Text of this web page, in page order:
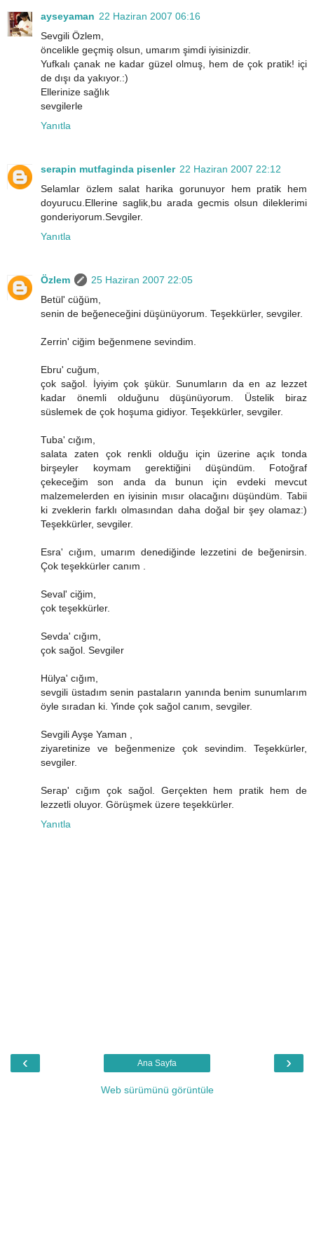
ayseyaman 22 Haziran 2007 06:16
Sevgili Özlem,
öncelikle geçmiş olsun, umarım şimdi iyisinizdir.
Yufkalı çanak ne kadar güzel olmuş, hem de çok pratik! içi
de dışı da yakıyor.:)
Ellerinize sağlık
sevgilerle
Yanıtla
serapin mutfaginda pisenler 22 Haziran 2007 22:12
Selamlar özlem salat harika gorunuyor hem pratik hem
doyurucu.Ellerine saglik,bu arada gecmis olsun dileklerimi
gonderiyorum.Sevgiler.
Yanıtla
Özlem
25 Haziran 2007 22:05
Betül' cüğüm,
senin de beğeneceğini düşünüyorum. Teşekkürler, sevgiler.
Zerrin' ciğim beğenmene sevindim.
Ebru' cuğum,
çok sağol. İyiyim çok şükür. Sunumların da en az lezzet
kadar önemli olduğunu düşünüyorum. Üstelik biraz
süslemek de çok hoşuma gidiyor. Teşekkürler, sevgiler.
Tuba' cığım,
salata zaten çok renkli olduğu için üzerine açık tonda
birşeyler koymam gerektiğini düşündüm. Fotoğraf
çekeceğim son anda da bunun için evdeki mevcut
malzemelerden en iyisinin mısır olacağını düşündüm. Tabii
ki zveklerin farklı olmasından daha doğal bir şey olamaz:)
Teşekkürler, sevgiler.
Esra' cığım, umarım denediğinde lezzetini de beğenirsin.
Çok teşekkürler canım .
Seval' ciğim,
çok teşekkürler.
Sevda' cığım,
çok sağol. Sevgiler
Hülya' cığım,
sevgili üstadım senin pastaların yanında benim sunumlarım
öyle sıradan ki. Yinde çok sağol canım, sevgiler.
Sevgili Ayşe Yaman ,
ziyaretinize ve beğenmenize çok sevindim. Teşekkürler,
sevgiler.
Serap' cığım çok sağol. Gerçekten hem pratik hem de
lezzetli oluyor. Görüşmek üzere teşekkürler.
Yanıtla
‹ ›
Ana Sayfa
Web sürümünü görüntüle